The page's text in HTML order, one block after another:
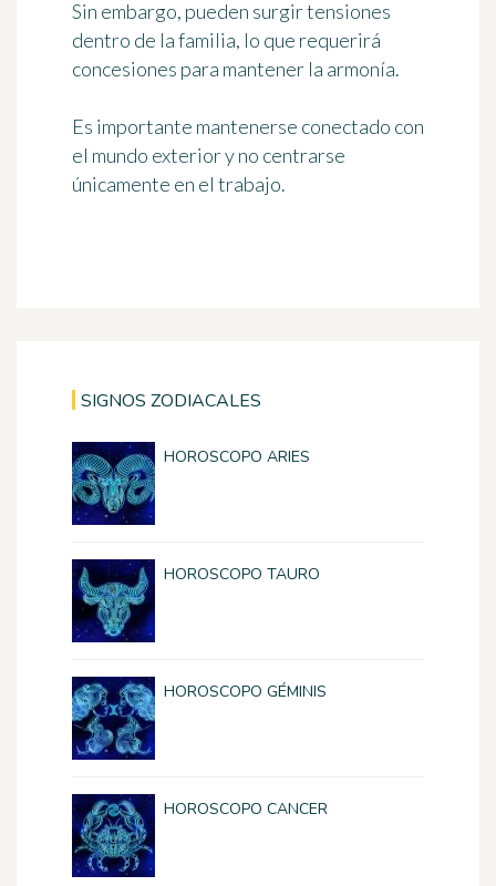
Sin embargo, pueden surgir tensiones
dentro de la familia, lo que requerirá
concesiones para mantener la armonía.
Es importante mantenerse conectado con
el mundo exterior y no centrarse
únicamente en el trabajo.
SIGNOS ZODIACALES
HOROSCOPO ARIES
HOROSCOPO TAURO
HOROSCOPO GÉMINIS
HOROSCOPO CANCER